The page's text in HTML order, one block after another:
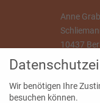
Anne
10437
Wir benötigen Ihre
besuchen können.